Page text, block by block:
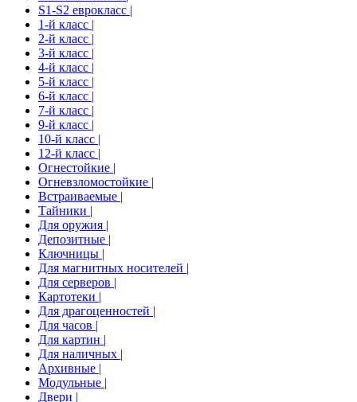
S1-S2 еврокласс |
1-й класс |
2-й класс |
3-й класс |
4-й класс |
5-й класс |
6-й класс |
7-й класс |
9-й класс |
10-й класс |
12-й класс |
Огнестойкие |
Огневзломостойкие |
Встраиваемые |
Тайники |
Для оружия |
Депозитные |
Ключницы |
Для магнитных носителей |
Для серверов |
Картотеки |
Для драгоценностей |
Для часов |
Для картин |
Для наличных |
Архивные |
Модульные |
Двери |